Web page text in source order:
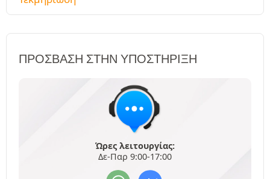
ΠΡΌΣΒΑΣΗ ΣΤΗΝ ΥΠΟΣΤΉΡΙΞΗ
Ώρες λειτουργίας:
Δε-Παρ 9:00-17:00